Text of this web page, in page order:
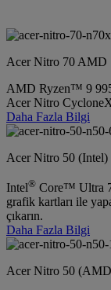
Acer Nitro 70 AMD
AMD Ryzen™ 9
Acer Nitro CycloneX
Daha Fazla Bilgi
Acer Nitro 50 (Intel)
Intel® Core™ Ultra
grafik kartları ile
çıkarın.
Daha Fazla Bilgi
Acer Nitro 50